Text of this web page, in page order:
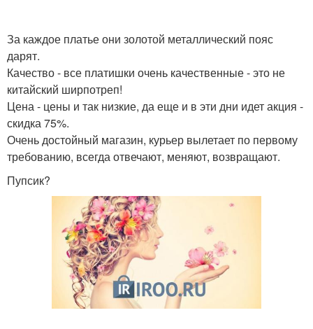
За каждое платье они золотой металлический пояс
дарят.
Качество - все платишки очень качественные - это не
китайский ширпотреп!
Цена - цены и так низкие, да еще и в эти дни идет акция -
скидка 75%.
Очень достойный магазин, курьер вылетает по первому
требованию, всегда отвечают, меняют, возвращают.
Пупсик?